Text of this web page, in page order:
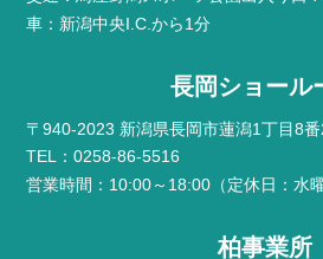
車：新潟中央I.C.から1分
長岡ショール
〒940-2023 新潟県長岡市蓮潟1丁目8
TEL：0258-86-5516
営業時間：10:00～18:00（定休日：水
柏事業所